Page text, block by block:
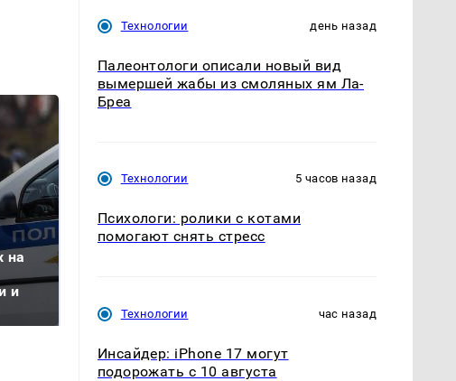
на
и
России: Европа?
Технологии день назад
Палеонтологи описали новый вид
вымершей жабы из смоляных ям Ла-
Бреа
Технологии 5 часов назад
Психологи: ролики с котами
помогают снять стресс
Технологии час назад
Инсайдер: iPhone 17 могут
подорожать с 10 августа